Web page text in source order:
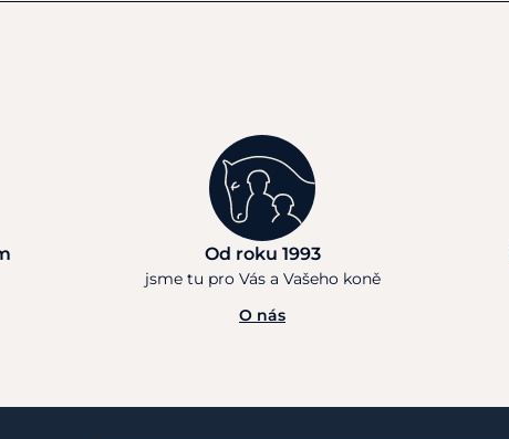
Od roku 1993
jsme tu pro Vás a Vašeho koně
O nás